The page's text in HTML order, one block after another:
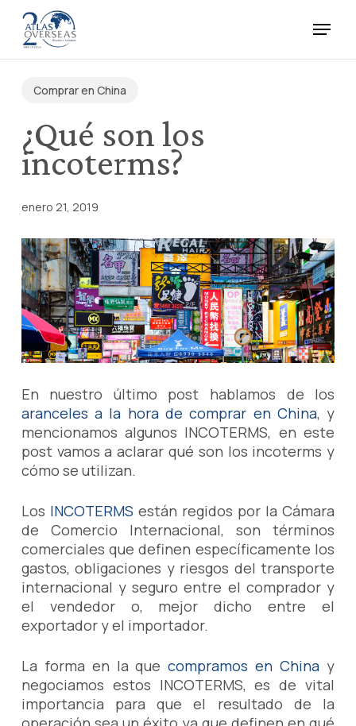
main
Menu
Comprar en China
¿Qué son los
incoterms?
enero 21, 2019
En nuestro último post hablamos de los
aranceles a la hora de comprar en China, y
mencionamos algunos INCOTERMS, en este
post vamos a aclarar qué son los incoterms y
cómo se utilizan.
Los INCOTERMS están regidos por la Cámara
de Comercio Internacional, son términos
comerciales que definen específicamente los
gastos, obligaciones y riesgos del transporte
internacional y seguro entre el comprador y
el vendedor o, mejor dicho entre el
exportador y el importador.
La forma en la quecompramos en China y
negociamos estos INCOTERMS, es de vital
importancia para que el resultado de la